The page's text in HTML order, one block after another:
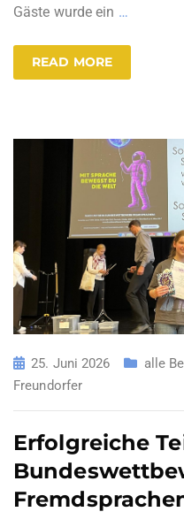
Gäste wurde ein …
READ MORE
25. Juni 2026 alle
Freundorfer
Erfolgreiche